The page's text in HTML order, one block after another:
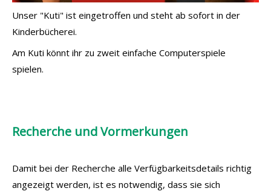
Unser "Kuti" ist eingetroffen und steht ab sofort in der
Kinderbücherei.
Am Kuti könnt ihr zu zweit einfache Computerspiele
spielen.
Recherche und Vormerkungen
Damit bei der Recherche alle Verfügbarkeitsdetails richtig
angezeigt werden, ist es notwendig, dass sie sich